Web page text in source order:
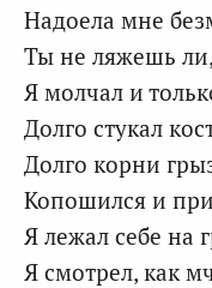
Надоела мне
Ты не ляжешь
Я молчал и
Долго стукал
Долго корни
Копошился и
Я лежал себе на
Я смотрел, как